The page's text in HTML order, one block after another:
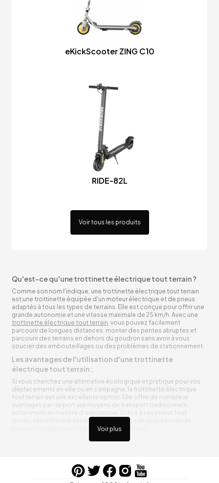
eKickScooter ZING C10
RIDE-82L
Voir tous les produits
Voir plus
Qu'est-ce qu'une trottinette électrique tout terrain ?
Comme son nom l'indique, une trottinette électrique tout terrain
est une trottinette équipée d'un moteur électrique et de pneus
adaptés à tous les types de terrains. Elle est conçue pour offrir une
grande autonomie et une vitesse maximale de 25 km/h. Avec une
trottinette électrique tout terrain, vous pouvez facilement
parcourir de longues distances, monter des pentes abruptes et
parcourir des terrains en dehors du goudron sans avoir à vous
soucier des embouteillages ou des problèmes de stationnement.
Les avantages de l'utilisation d'une trottinette
électrique tout terrain :
Si vous cherchez une alternative écologique et pratique pour vos
déplacements en ville ou en campagne, la trottinette électrique
tout terrain est une excellente option. Elle offre de nombreux
avantages par rapport aux moyens de transport traditionnels,
notamment en matière d'ergonomie. Grâce à ses pneus tout
terrain, elle offre une excellente adhérence et vous permet de
parcourir simplement toutes sortes de terrains.
Trottinette électrique tout terrain ergonomique
entre vos trajets, vous n’aurez pas à vous soucier de l’état de sa
batterie. De plus, elle est équipée de pneus résistants qui peuvent